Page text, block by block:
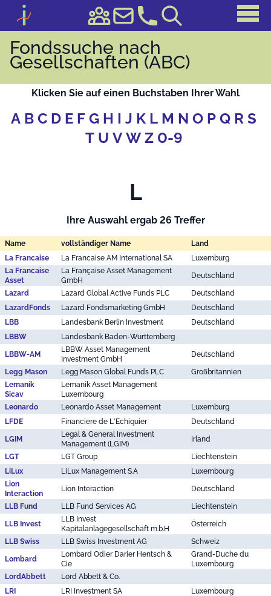
Fondssuche nach
Gesellschaften (ABC)
Klicken Sie auf einen Buchstaben Ihrer Wahl
A B C D E F G H I J K L M N O P Q R S
T U V W Z 0-9
L
Ihre Auswahl ergab 26 Treffer
Name vollständiger Name
Land
La Francaise
La Francaise AM International SA
Luxemburg
La Francaise
Asset
La Française Asset Management
GmbH
Deutschland
Lazard Lazard Global Active Funds PLC
Deutschland
LazardFonds
Lazard Fondsmarketing GmbH
Deutschland
LBB
Landesbank Berlin Investment
Deutschland
LBBW
Landesbank Baden-Württemberg
LBBW-AM
LBBW Asset Management
Investment GmbH
Deutschland
Legg Mason Legg Mason Global Funds PLC
Großbritannien
Lemanik
Sicav
Lemanik Asset Management
Luxembourg
Leonardo
Leonardo Asset Management
Luxemburg
LFDE
Financiere de L`Echiquier Deutschland
LGIM
Legal & General Investment
Management (LGIM)
Irland
LGT LGT Group
Liechtenstein
LiLux
LiLux Management S.A
Luxembourg
Lion
Interaction
Lion Interaction Deutschland
LLB Fund LLB Fund Services AG Liechtenstein
LLB Invest
LLB Invest
Kapitalanlagegesellschaft m.b.H
Österreich
LLB Swiss LLB Swiss Investment AG Schweiz
Lombard
Lombard Odier Darier Hentsch &
Cie
Grand-Duche du
Luxembourg
LordAbbett
Lord Abbett & Co.
LRI
LRI Investment SA
Luxembourg